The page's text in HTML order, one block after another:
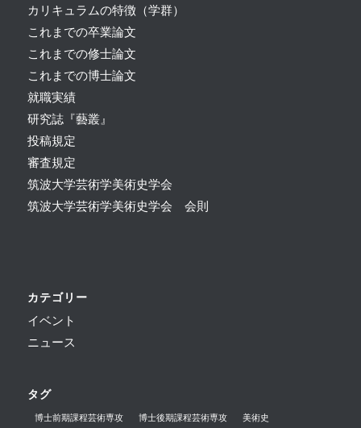
カリキュラムの特徴（学群）
これまでの卒業論文
これまでの修士論文
これまでの博士論文
就職実績
研究誌『藝叢』
投稿規定
審査規定
筑波大学芸術学美術史学会
筑波大学芸術学美術史学会 会則
カテゴリー
イベント
ニュース
タグ
博士前期課程芸術専攻 博士後期課程芸術専攻
美術史